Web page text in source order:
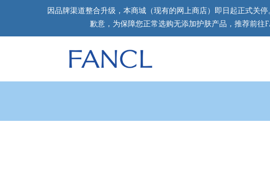
因品牌渠道整合升级，本商城（现有的网上商店）即日起正式关
歉意，为保障您正常选购无添加护肤产品，推荐前往